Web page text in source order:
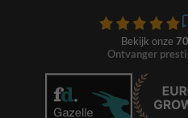
Bekijk onze
Ontvanger